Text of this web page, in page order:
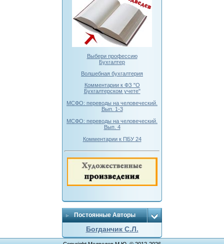
Выбери профессию
Бухгалтер
Волшебная бухгалтерия
Комментарии к ФЗ "О
Бухгалтерском учете"
МСФО: переводы на человеческий.
Вып. 1-3
МСФО: переводы на человеческий.
Вып. 4
Комментарии к ПБУ 24
Постоянные Авторы
Богданчик С.Л.